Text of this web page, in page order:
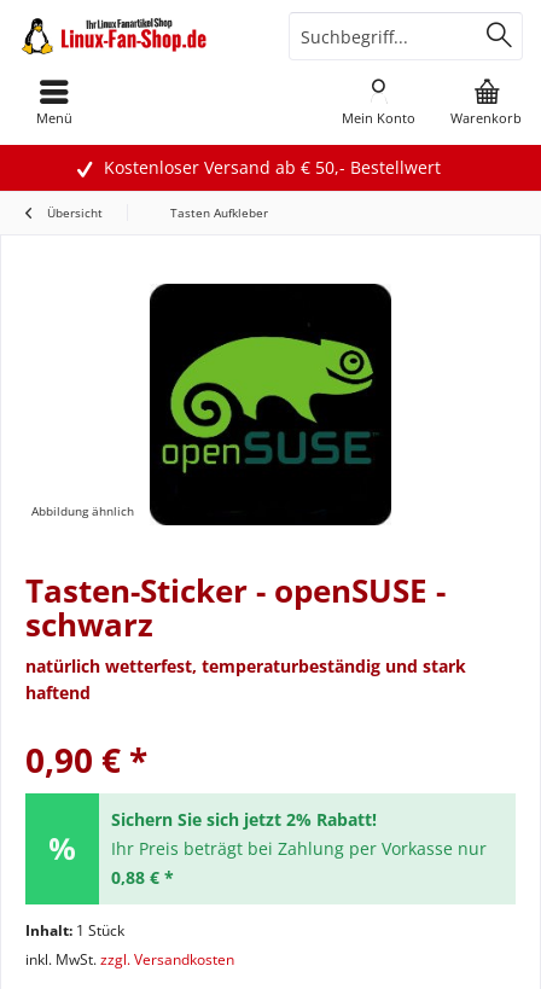
Kostenloser Versand ab € 50,- Bestellwert
Warenkorb
Mein Konto
Menü
Übersicht Tasten Aufkleber
Abbildung ähnlich
Tasten-Sticker - openSUSE -
schwarz
natürlich wetterfest, temperaturbeständig und stark
haftend
0,90 € *
Sichern Sie sich jetzt 2% Rabatt!
Ihr Preis beträgt bei Zahlung per Vorkasse nur
0,88 € *
Inhalt: 1 Stück
inkl. MwSt.zzgl. Versandkosten